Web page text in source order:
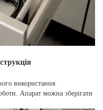
використання.
Апарат можна зберігати